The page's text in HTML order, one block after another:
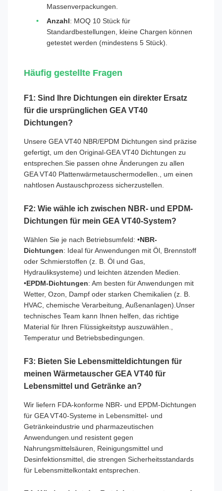
Massenverpackungen.
Anzahl: MOQ 10 Stück für
Standardbestellungen, kleine Chargen können
getestet werden (mindestens 5 Stück).
Häufig gestellte Fragen
F1: Sind Ihre Dichtungen ein direkter Ersatz
für die ursprünglichen GEA VT40
Dichtungen?
Unsere GEA VT40 NBR/EPDM Dichtungen sind präzise
gefertigt, um den Original-GEA VT40 Dichtungen zu
entsprechen.Sie passen ohne Änderungen zu allen
GEA VT40 Plattenwärmetauschermodellen., um einen
nahtlosen Austauschprozess sicherzustellen.
F2: Wie wähle ich zwischen NBR- und EPDM-
Dichtungen für mein GEA VT40-System?
Wählen Sie je nach Betriebsumfeld: •NBR-
Dichtungen: Ideal für Anwendungen mit Öl, Brennstoff
oder Schmierstoffen (z. B. Öl und Gas,
Hydrauliksysteme) und leichten ätzenden Medien.
•EPDM-Dichtungen: Am besten für Anwendungen mit
Wetter, Ozon, Dampf oder starken Chemikalien (z. B.
HVAC, chemische Verarbeitung, Außenanlagen).Unser
technisches Team kann Ihnen helfen, das richtige
Material für Ihren Flüssigkeitstyp auszuwählen.,
Temperatur und Betriebsbedingungen.
F3: Bieten Sie Lebensmitteldichtungen für
meinen Wärmetauscher GEA VT40 für
Lebensmittel und Getränke an?
Wir liefern FDA-konforme NBR- und EPDM-Dichtungen
für GEA VT40-Systeme in Lebensmittel- und
Getränkeindustrie und pharmazeutischen
Anwendungen.und resistent gegen
Nahrungsmittelsäuren, Reinigungsmittel und
Desinfektionsmittel, die strengen Sicherheitsstandards
für Lebensmittelkontakt entsprechen.